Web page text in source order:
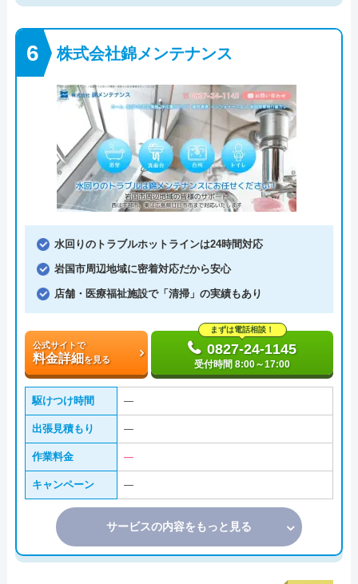
株式会社錦メンテナンス
水回りのトラブルホットラインは24時間対応
岩国市周辺地域に密着対応だから安心
店舗・医療福祉施設で「清掃」の実績もあり
公式サイトで
料金詳細を見る
まずは電話相談！
0827-24-1145
受付時間 8:00～17:00
駆けつけ時間 ―
出張見積もり ―
作業料金 ―
キャンペーン ―
サービスの内容をもっと見る